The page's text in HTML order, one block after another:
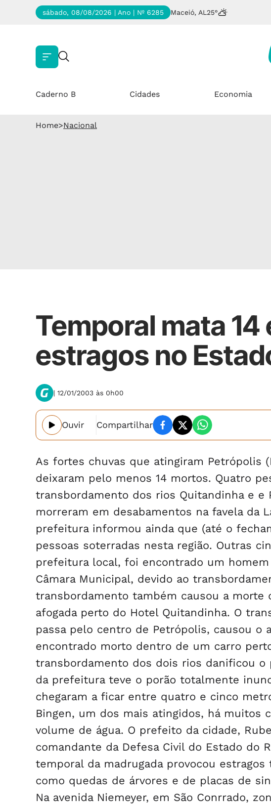
sábado, 08/08/2026 | Ano | Nº 6285 Maceió, AL 25°
Caderno B Cidades Economia
Home>Nacional
Temporal mata 14
estragos no
| 12/01/2003 às 0h00
Ouvir Compartilhar
As fortes chuvas que atingiram Petrópolis
deixaram pelo menos 14 mortos. Quatro
transbordamento dos rios Quitandinha e e
morreram em desabamentos na favela da
prefeitura informou ainda que (até o
pessoas soterradas nesta região. Outras
prefeitura local, foi encontrado um
Câmara Municipal, devido ao
transbordamento também causou a
afogada perto do Hotel Quitandinha. O
passa pelo centro de Petrópolis, causou o
encontrado morto dentro de um carro
transbordamento dos dois rios danificou o
da prefeitura teve o porão totalmente
chegaram a ficar entre quatro e cinco
Bingen, um dos mais atingidos, há muitos
volume de água. O prefeito da cidade,
comandante da Defesa Civil do Estado do
temporal da madrugada provocou
como quedas de árvores e de placas de
Na avenida Niemeyer, em São Conrrado,